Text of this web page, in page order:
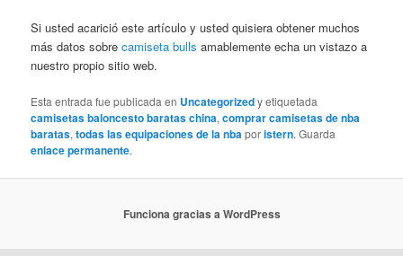
Si usted acarició este artículo y usted quisiera obtener muchos
más datos sobrecamiseta bulls amablemente echa un vistazo a
nuestro propio sitio web.
Esta entrada fue publicada en Uncategorizedy etiquetada
camisetas baloncesto baratas china,comprar camisetas de nba
baratas,todas las equipaciones de la nbaporistern. Guarda
enlace permanente.
Funciona gracias a WordPress